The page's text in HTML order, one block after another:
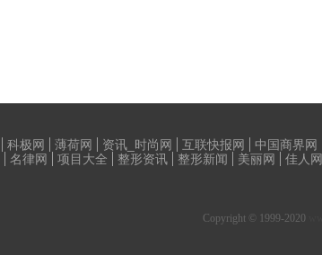
科极网 薄荷网 资讯_时尚网 互联快报网 中国商界网
名律网 项目大全 整形资讯 整形新闻 美丽网 佳人网
Copyright © 1999-2020